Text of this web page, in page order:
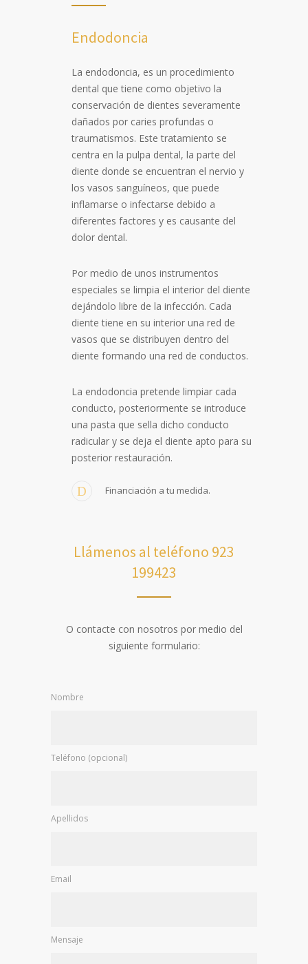
Endodoncia
La endodoncia, es un procedimiento
dental que tiene como objetivo la
conservación de dientes severamente
dañados por caries profundas o
traumatismos. Este tratamiento se
centra en la pulpa dental, la parte del
diente donde se encuentran el nervio y
los vasos sanguíneos, que puede
inflamarse o infectarse debido a
diferentes factores y es causante del
dolor dental.
Por medio de unos instrumentos
especiales se limpia el interior del diente
dejándolo libre de la infección. Cada
diente tiene en su interior una red de
vasos que se distribuyen dentro del
diente formando una red de conductos.
La endodoncia pretende limpiar cada
conducto, posteriormente se introduce
una pasta que sella dicho conducto
radicular y se deja el diente apto para su
posterior restauración.
Financiación a tu medida.
Llámenos al teléfono 923
199423
O contacte con nosotros por medio del
siguiente formulario:
Nombre
Teléfono (opcional)
Apellidos
Email
Mensaje